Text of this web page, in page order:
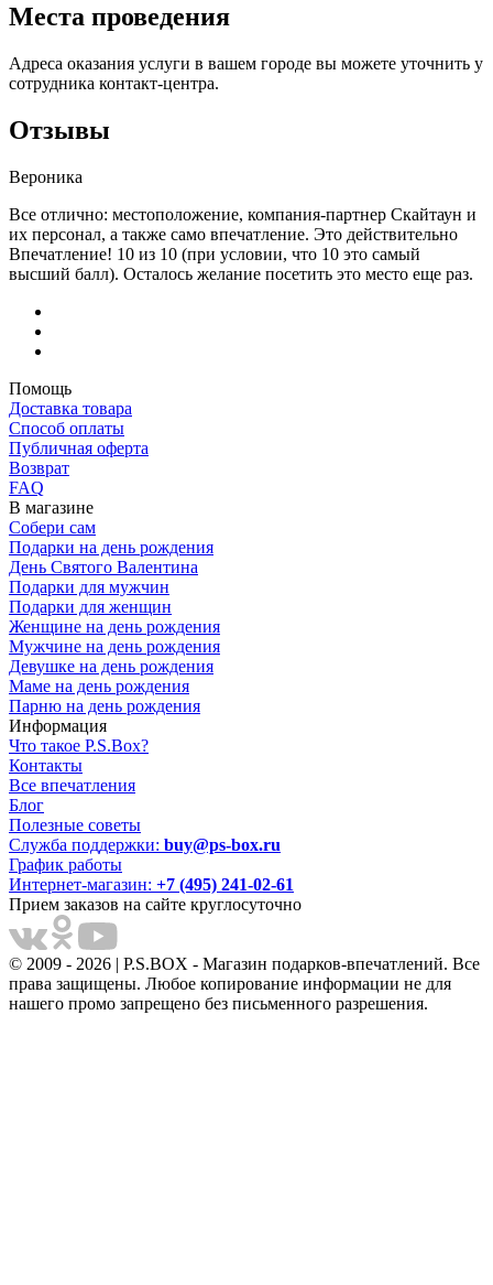
Места проведения
Адреса оказания услуги в вашем городе вы можете уточнить у
сотрудника контакт-центра.
Отзывы
Вероника
Все отлично: местоположение, компания-партнер Скайтаун и
их персонал, а также само впечатление. Это действительно
Впечатление! 10 из 10 (при условии, что 10 это самый
высший балл). Осталось желание посетить это место еще раз.
Помощь
Доставка товара
Способ оплаты
Публичная оферта
Возврат
FAQ
В магазине
Собери сам
Подарки на день рождения
День Святого Валентина
Подарки для мужчин
Подарки для женщин
Женщине на день рождения
Мужчине на день рождения
Девушке на день рождения
Маме на день рождения
Парню на день рождения
Информация
Что такое P.S.Box?
Контакты
Все впечатления
Блог
Полезные советы
Служба поддержки: buy@ps-box.ru
График работы
Интернет-магазин: +7 (495) 241-02-61
Прием заказов на сайте круглосуточно
© 2009 - 2026 | P.S.BOX - Магазин подарков-впечатлений. Все
права защищены. Любое копирование информации не для
нашего промо запрещено без письменного разрешения.